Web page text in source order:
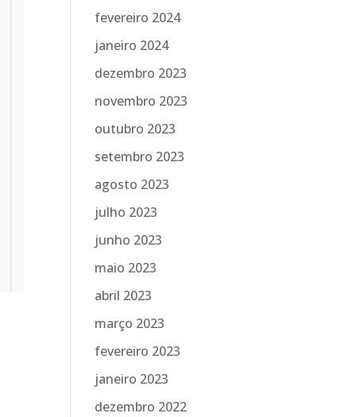
fevereiro 2024
janeiro 2024
dezembro 2023
novembro 2023
outubro 2023
setembro 2023
agosto 2023
julho 2023
junho 2023
maio 2023
abril 2023
março 2023
fevereiro 2023
janeiro 2023
dezembro 2022